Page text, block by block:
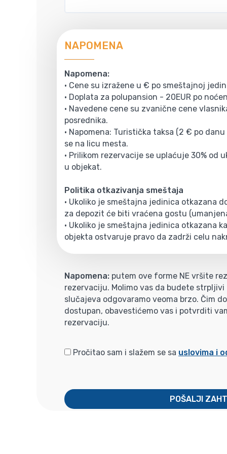
NAPOMENA
Napomena:
• Cene su izražene u € po smeštajnoj
• Doplata za polupansion - 20EUR po
• Navedene cene su zvanične cene
posrednika.
• Napomena: Turistička taksa (2 € po
se na licu mesta.
• Prilikom rezervacije se uplaćuje 30% od
u objekat.
Politika otkazivanja smeštaja
• Ukoliko je smeštajna jedinica otkazana
za depozit će biti vraćena gostu
• Ukoliko je smeštajna jedinica otkazana
objekta ostvaruje pravo da zadrži celu
Napomena: putem ove forme NE vršite
rezervaciju. Molimo vas da budete
slučajeva odgovaramo veoma brzo. Čim
dostupan, obavestićemo vas i potvrditi
rezervaciju.
Pročitao sam i slažem se sa uslovima i
POŠALJI